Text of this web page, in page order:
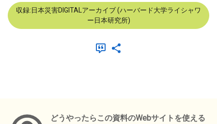
収録:日本災害DIGITALアーカイブ (ハーバード大学ライシャワ
ー日本研究所)
どうやったらこの資料のWebサイトを使える